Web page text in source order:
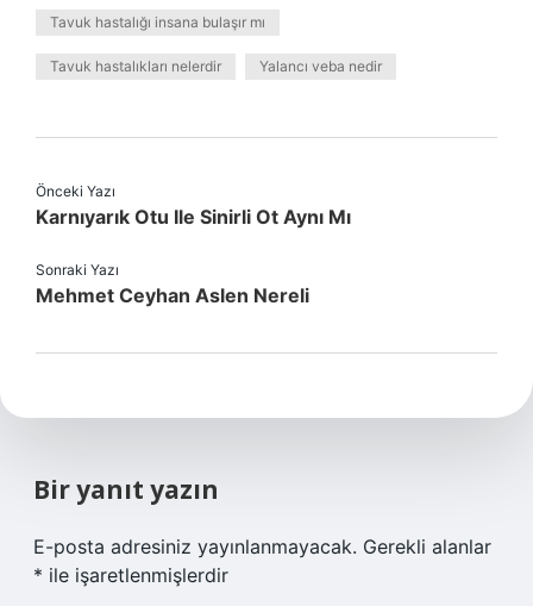
Tavuk hastalığı insana bulaşır mı
Tavuk hastalıkları nelerdir Yalancı veba nedir
Önceki Yazı
Karnıyarık Otu Ile Sinirli Ot Aynı Mı
Sonraki Yazı
Mehmet Ceyhan Aslen Nereli
Bir yanıt yazın
E-posta adresiniz yayınlanmayacak. Gerekli alanlar
* ile işaretlenmişlerdir